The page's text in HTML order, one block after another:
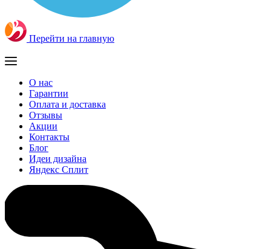
Перейти на главную
О нас
Гарантии
Оплата и доставка
Отзывы
Акции
Контакты
Блог
Идеи дизайна
Яндекс Сплит